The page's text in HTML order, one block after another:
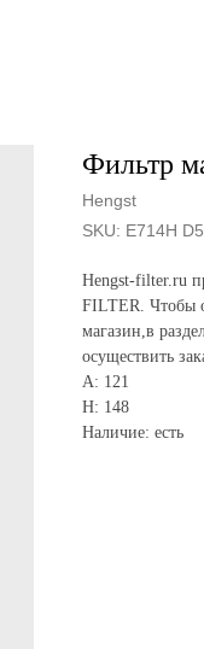
Фильтр
Hengst
SKU: E714H
Hengst-filter.ru
FILTER. Чтобы
магазин,в
осуществить
A: 121
H: 148
Наличие: есть